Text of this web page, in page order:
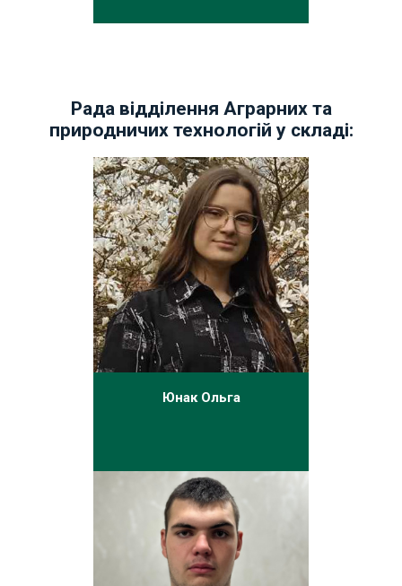
Рада відділення Аграрних та
природничих технологій у складі:
Юнак Ольга